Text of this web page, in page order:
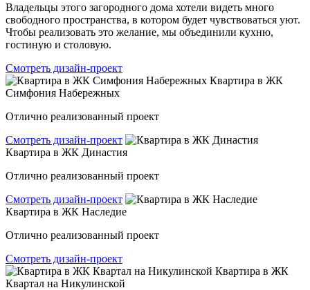
Владельцы этого загородного дома хотели видеть много
свободного пространства, в котором будет чувствоваться уют.
Чтобы реализовать это желание, мы объединили кухню,
гостиную и столовую.
Смотреть дизайн-проект
Квартира в ЖК
Симфония Набережных
Отлично реализованный проект
Смотреть дизайн-проект
Квартира в ЖК Династия
Отлично реализованный проект
Смотреть дизайн-проект
Квартира в ЖК Наследие
Отлично реализованный проект
Смотреть дизайн-проект
Квартира в ЖК
Квартал на Никулинской